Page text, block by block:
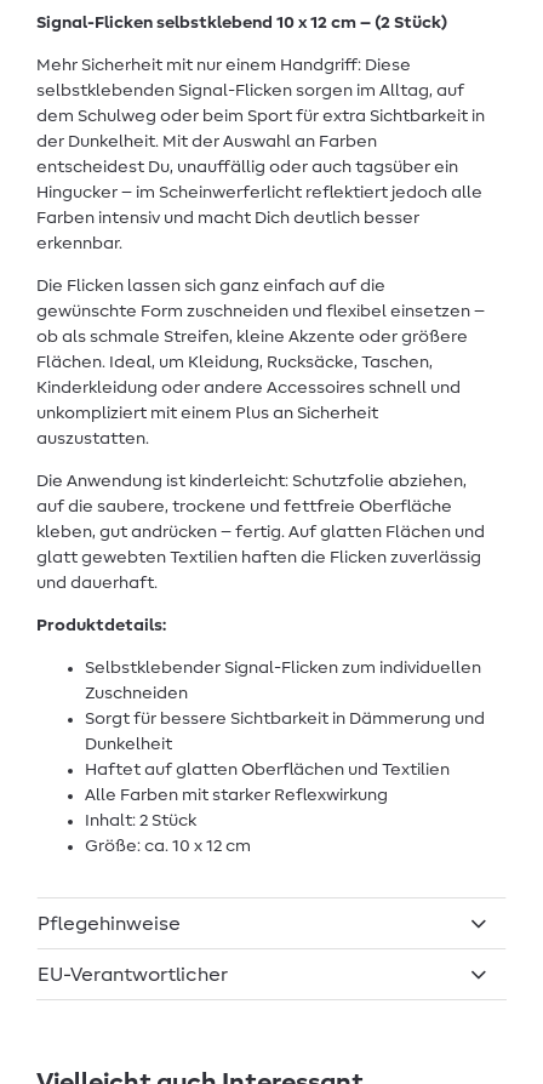
Signal-Flicken selbstklebend 10 x 12 cm – (2 Stück)
Mehr Sicherheit mit nur einem Handgriff: Diese
selbstklebenden Signal-Flicken sorgen im Alltag, auf
dem Schulweg oder beim Sport für extra Sichtbarkeit in
der Dunkelheit. Mit der Auswahl an Farben
entscheidest Du, unauffällig oder auch tagsüber ein
Hingucker – im Scheinwerferlicht reflektiert jedoch alle
Farben intensiv und macht Dich deutlich besser
erkennbar.
Die Flicken lassen sich ganz einfach auf die
gewünschte Form zuschneiden und flexibel einsetzen –
ob als schmale Streifen, kleine Akzente oder größere
Flächen. Ideal, um Kleidung, Rucksäcke, Taschen,
Kinderkleidung oder andere Accessoires schnell und
unkompliziert mit einem Plus an Sicherheit
auszustatten.
Die Anwendung ist kinderleicht: Schutzfolie abziehen,
auf die saubere, trockene und fettfreie Oberfläche
kleben, gut andrücken – fertig. Auf glatten Flächen und
glatt gewebten Textilien haften die Flicken zuverlässig
und dauerhaft.
Produktdetails:
Selbstklebender Signal-Flicken zum individuellen
Zuschneiden
Sorgt für bessere Sichtbarkeit in Dämmerung und
Dunkelheit
Haftet auf glatten Oberflächen und Textilien
Alle Farben mit starker Reflexwirkung
Inhalt: 2 Stück
Größe: ca. 10 x 12 cm
Pflegehinweise
EU-Verantwortlicher